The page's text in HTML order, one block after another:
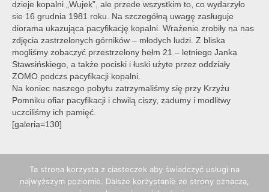
dzieje kopalni „Wujek”, ale przede wszystkim to, co wydarzyło
sie 16 grudnia 1981 roku. Na szczegółną uwagę zasługuje
diorama ukazująca pacyfikację kopalni. Wrażenie zrobiły na nas
zdjęcia zastrzelonych górników – młodych ludzi. Z bliska
mogliśmy zobaczyć przestrzelony hełm 21 – letniego Janka
Stawsińskiego, a także pociski i łuski użyte przez oddziały
ZOMO podczs pacyfikacji kopalni.
Na koniec naszego pobytu zatrzymaliśmy się przy Krzyżu
Pomniku ofiar pacyfikacji i chwilą ciszy, zadumy i modlitwy
uczciliśmy ich pamięć.
[galeria=130]
Ta strona korzysta z ciasteczek aby świadczyć usługi na
najwyższym poziomie. Dalsze korzystanie ze strony oznacza,